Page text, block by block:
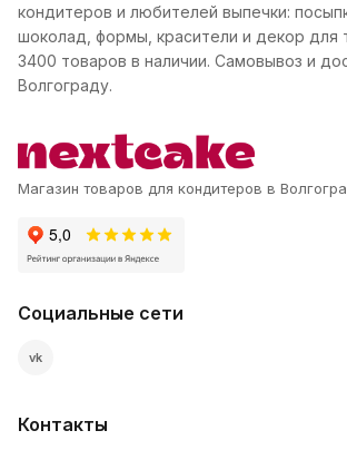
кондитеров и любителей выпечки:
шоколад, формы, красители и декор для
3400 товаров в наличии. Самовывоз и
Волгограду.
Магазин товаров для кондитеров в
Социальные сети
vk
Контакты